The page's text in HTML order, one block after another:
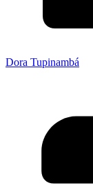
Dora Tupinambá